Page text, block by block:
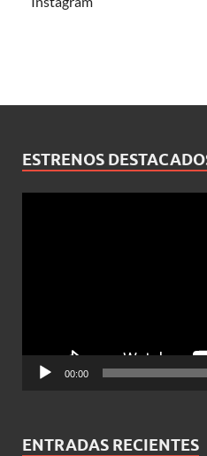
ESTRENOS
00:00
ENTRADAS RECIENTES